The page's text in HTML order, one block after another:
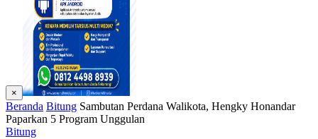
×
Beranda Bitung Sambutan Perdana Walikota, Hengky Honandar
Paparkan 5 Program Unggulan
Bitung